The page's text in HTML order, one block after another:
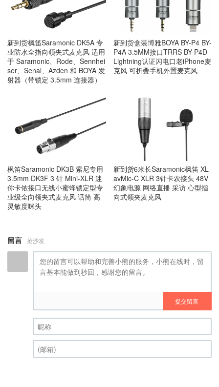
新到货枫笛Saramonic DK5A 专
业防水全指向领夹式麦克风 适用
于 Saramonic、Rode、Sennhei
ser、Senal、Azden 和 BOYA 发
射器（带锁定 3.5mm 连接器）
新到货盒装博雅BOYA BY-P4 BY-
P4A 3.5MM接口TRRS BY-P4D
Lightning认证闪电口老iPhone麦
克风 可折叠手机外置麦克风
枫笛Saramonic DK3B 索尼专用
3.5mm DK3F 3 针 Mini-XLR 迷
你卡侬接口无线小蜜蜂锁定型专
业级全向领夹式麦克风 话筒 高
灵敏度咪头
新到货6米长Saramonic枫笛 XL
avMic-C XLR 3针卡农接头 48V
幻象电源 网络直播 采访 心型指
向式领夹麦克风
留言 抢沙发
提交留言
昵称 (必填)